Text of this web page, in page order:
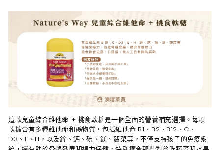
這款兒童綜合維他命 + 挑食軟糖是一個全面的營養補充選擇。每顆
軟糖含有多種維他命和礦物質，包括維他命 B1、B2、B12、C、
D3、E、H，以及鋅、鈣、碘、鎂、菠菜等，不僅支持孩子的免疫系